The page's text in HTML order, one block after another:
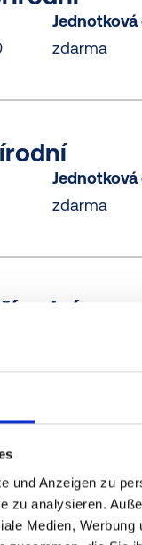
und Anzeigen zu
zu analysieren.
Medien,
Jednotková
zdarma
Jednotková
zdarma
Jednotková
zdarma